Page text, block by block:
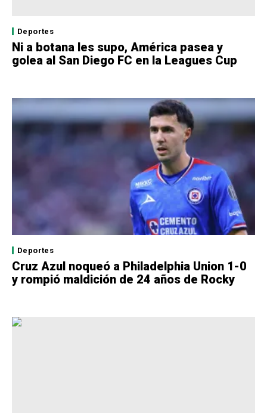
Deportes
Ni a botana les supo, América pasea y
golea al San Diego FC en la Leagues Cup
Deportes
Cruz Azul noqueó a Philadelphia Union 1-0
y rompió maldición de 24 años de Rocky